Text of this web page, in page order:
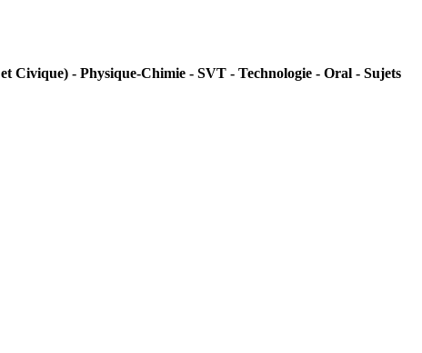
Civique) - Physique-Chimie - SVT - Technologie - Oral - Sujets